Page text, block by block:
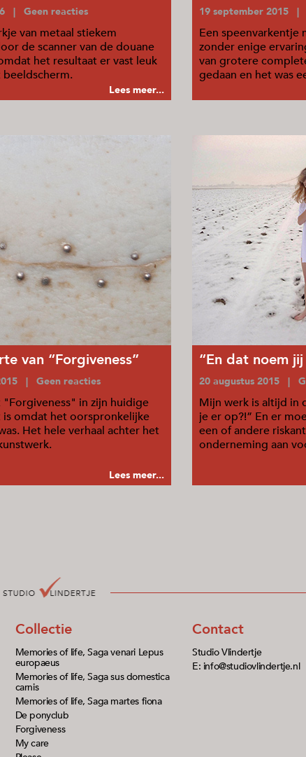
| Geen reacties
van metaal stiekem
de scanner van de douane
het resultaat er vast leuk
Lees meer...
19 september 2015 |
Een speenvarkentje
zonder enige
van grotere
gedaan en het was
van “Forgiveness”
| Geen reacties
"Forgiveness" in zijn huidige
is omdat het oorspronkelijke
Het hele verhaal achter het
Lees meer...
“En dat noem
20 augustus 2015 |
Mijn werk is altijd in
je er op?!” En er
een of andere
onderneming aan
Collectie
Memories of life, Saga venari Lepus
europaeus
Memories of life, Saga sus domestica
carnis
Memories of life, Saga martes fiona
De ponyclub
Forgiveness
My care
Contact
Studio Vlindertje
E: info@studiovlindertje.nl